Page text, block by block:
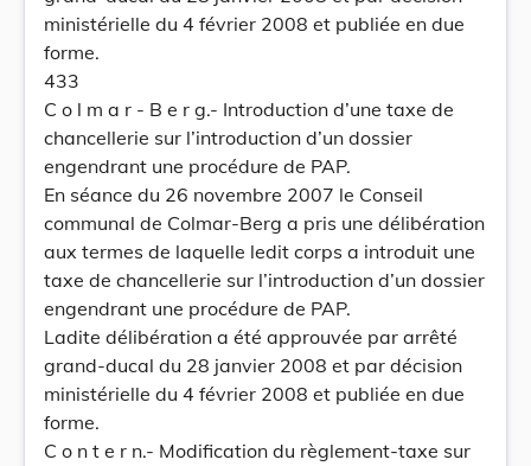
ministérielle du 4 février 2008 et publiée en due
forme.
433
C o l m a r - B e r g.- Introduction d’une taxe de
chancellerie sur l’introduction d’un dossier
engendrant une procédure de PAP.
En séance du 26 novembre 2007 le Conseil
communal de Colmar-Berg a pris une délibération
aux termes de laquelle ledit corps a introduit une
taxe de chancellerie sur l’introduction d’un dossier
engendrant une procédure de PAP.
Ladite délibération a été approuvée par arrêté
grand-ducal du 28 janvier 2008 et par décision
ministérielle du 4 février 2008 et publiée en due
forme.
C o n t e r n.- Modification du règlement-taxe sur